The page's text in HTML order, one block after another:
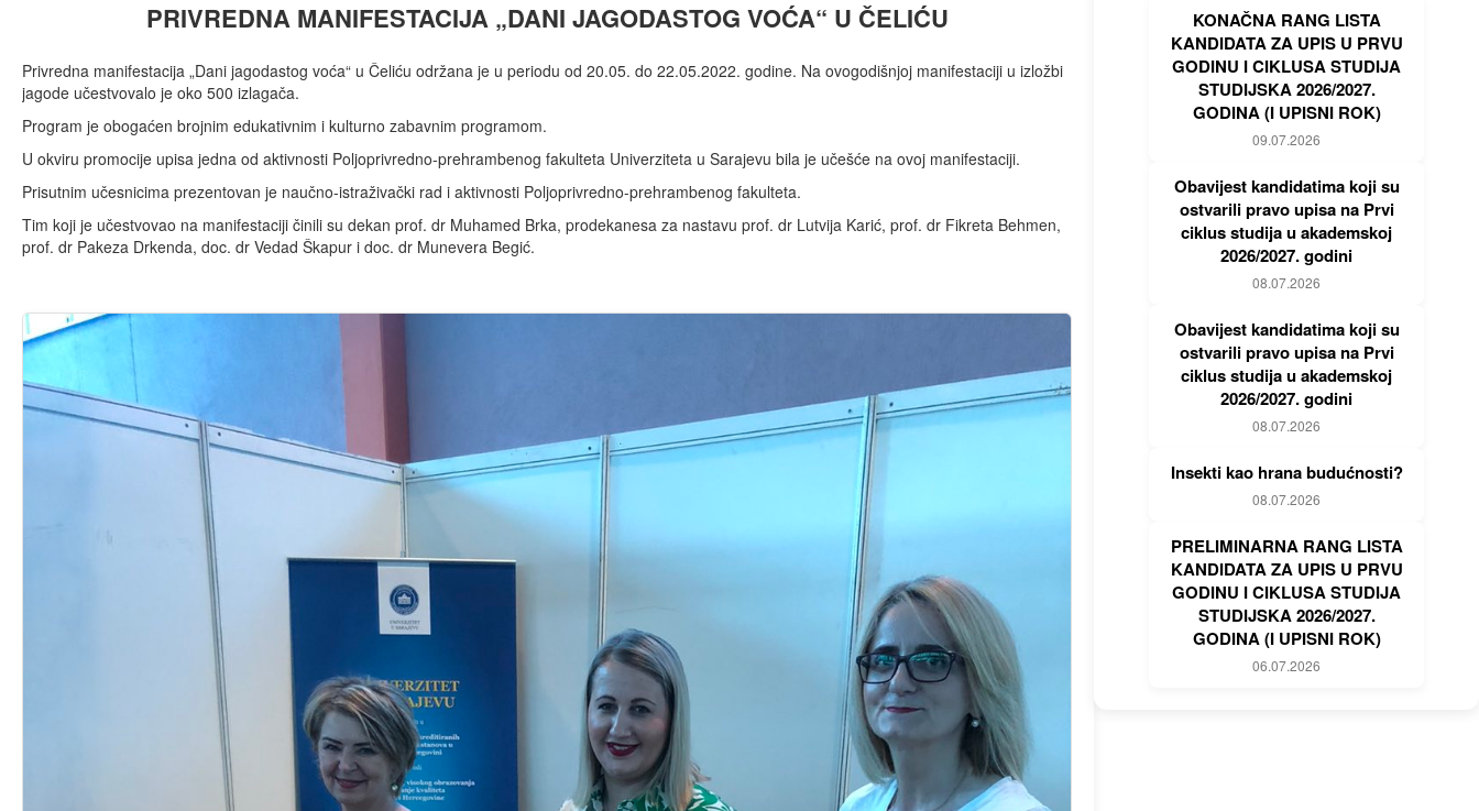
PRIVREDNA MANIFESTACIJA „DANI JAGODASTOG VOĆA“ U ČELIĆU
Privredna manifestacija „Dani jagodastog voća“ u Čeliću održana je u periodu od 20.05. do 22.05.2022. godine. Na ovogodišnjoj manifestaciji u izložbi
jagode učestvovalo je oko 500 izlagača.
Program je obogaćen brojnim edukativnim i kulturno zabavnim programom.
U okviru promocije upisa jedna od aktivnosti Poljoprivredno-prehrambenog fakulteta Univerziteta u Sarajevu bila je učešće na ovoj manifestaciji.
Prisutnim učesnicima prezentovan je naučno-istraživački rad i aktivnosti Poljoprivredno-prehrambenog fakulteta.
Tim koji je učestvovao na manifestaciji činili su dekan prof. dr Muhamed Brka, prodekanesa za nastavu prof. dr Lutvija Karić, prof. dr Fikreta Behmen,
prof. dr Pakeza Drkenda, doc. dr Vedad Škapur i doc. dr Munevera Begić.
KONAČNA RANG LISTA
KANDIDATA ZA UPIS U PRVU
GODINU I CIKLUSA STUDIJA
STUDIJSKA 2026/2027.
GODINA (I UPISNI ROK)
09.07.2026
Obavijest kandidatima koji su
ostvarili pravo upisa na Prvi
ciklus studija u akademskoj
2026/2027. godini
08.07.2026
Obavijest kandidatima koji su
ostvarili pravo upisa na Prvi
ciklus studija u akademskoj
2026/2027. godini
08.07.2026
Insekti kao hrana budućnosti?
08.07.2026
PRELIMINARNA RANG LISTA
KANDIDATA ZA UPIS U PRVU
GODINU I CIKLUSA STUDIJA
STUDIJSKA 2026/2027.
GODINA (I UPISNI ROK)
06.07.2026